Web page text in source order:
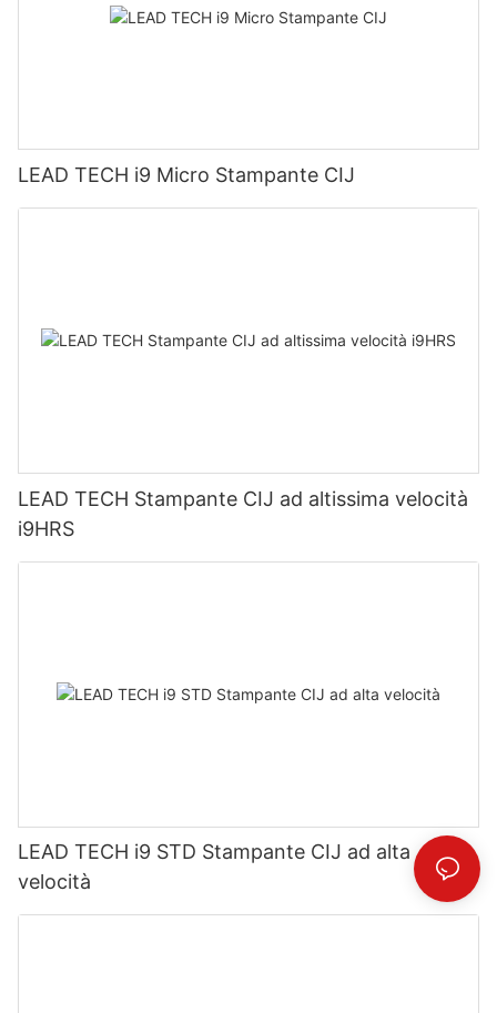
LEAD TECH i9 Micro Stampante CIJ
LEAD TECH Stampante CIJ ad altissima velocità
i9HRS
LEAD TECH i9 STD Stampante CIJ ad alta
velocità